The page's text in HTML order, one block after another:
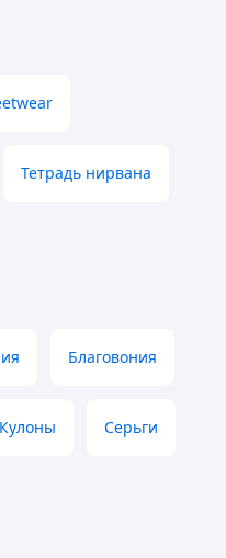
Тетрадь нирвана
Благовония
Кулоны Серьги